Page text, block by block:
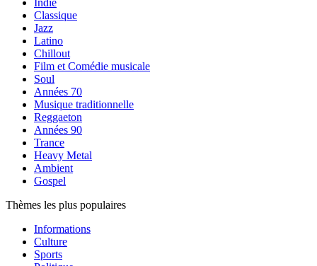
Indie
Classique
Jazz
Latino
Chillout
Film et Comédie musicale
Soul
Années 70
Musique traditionnelle
Reggaeton
Années 90
Trance
Heavy Metal
Ambient
Gospel
Thèmes les plus populaires
Informations
Culture
Sports